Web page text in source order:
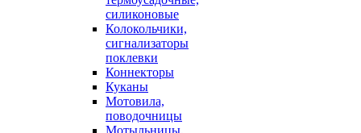
силиконовые
Колокольчики,
сигнализаторы
поклевки
Коннекторы
Куканы
Мотовила,
поводочницы
Мотыльницы,